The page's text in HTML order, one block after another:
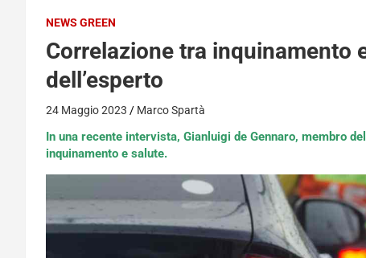
NEWS GREEN
Correlazione tra inquinamento
dell’esperto
24 Maggio 2023 Marco Spartà
In una recente intervista, Gianluigi de Gennaro, membro
inquinamento e salute.